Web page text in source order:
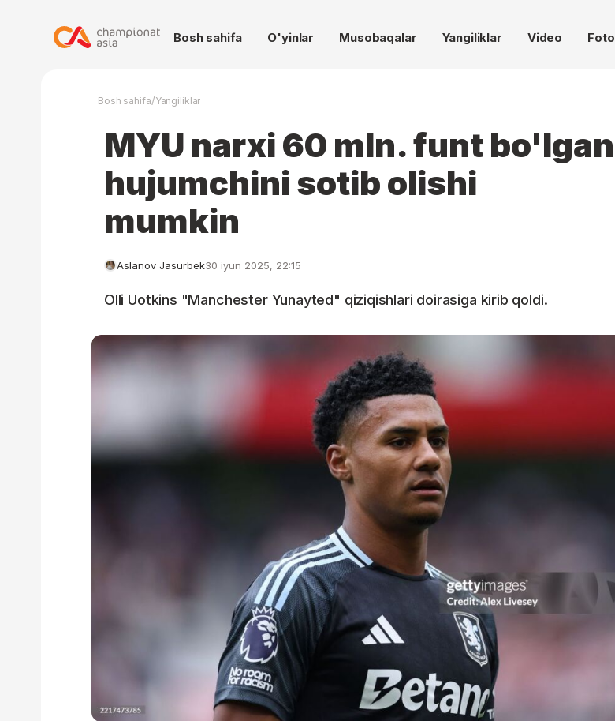
Bosh sahifa O'yinlar Musobaqalar Yangiliklar Video Foto
Bosh sahifa/Yangiliklar
MYU narxi 60 mln. funt bo'lgan
hujumchini sotib olishi
mumkin
Aslanov Jasurbek30 iyun 2025, 22:15
Olli Uotkins "Manchester Yunayted" qiziqishlari doirasiga kirib qoldi.